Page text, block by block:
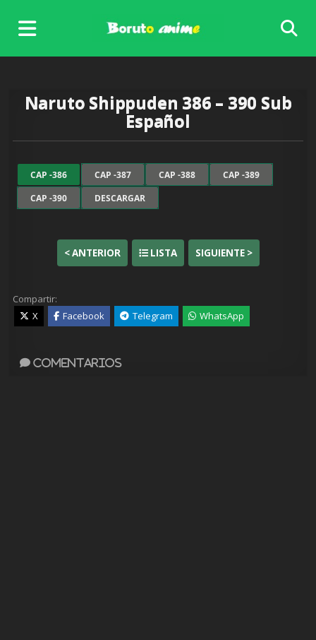
content
Naruto Shippuden 386 – 390 Sub
Español
CAP -386 CAP -387 CAP -388
CAP -389
CAP -390
DESCARGAR
< ANTERIOR LISTA SIGUIENTE >
Compartir:
X
Facebook Telegram WhatsApp
Comentarios